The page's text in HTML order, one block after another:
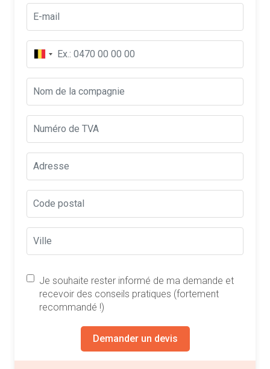
Je souhaite rester informé de ma demande et
recevoir des conseils pratiques (fortement
recommandé !)
Demander un devis